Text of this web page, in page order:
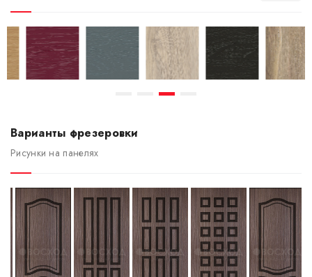
Варианты фрезеровки
Рисунки на панелях